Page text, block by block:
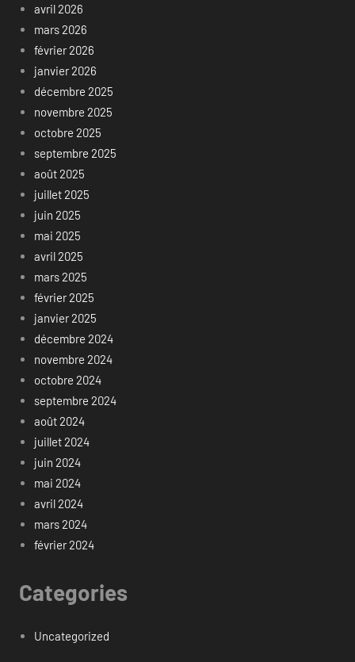
avril 2026
mars 2026
février 2026
janvier 2026
décembre 2025
novembre 2025
octobre 2025
septembre 2025
août 2025
juillet 2025
juin 2025
mai 2025
avril 2025
mars 2025
février 2025
janvier 2025
décembre 2024
novembre 2024
octobre 2024
septembre 2024
août 2024
juillet 2024
juin 2024
mai 2024
avril 2024
mars 2024
février 2024
Categories
Uncategorized